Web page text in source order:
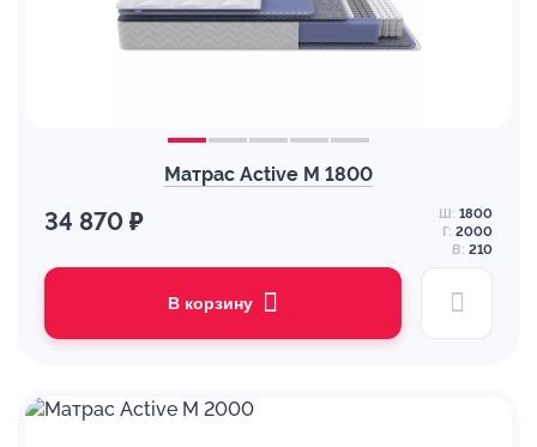
Матрас Active M 1800
34 870 ₽ Ш: 1800
Г: 2000
В: 210
В корзину